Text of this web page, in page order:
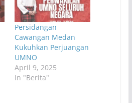
Persidangan
Cawangan Medan
Kukuhkan Perjuangan
UMNO
April 9, 2025
In "Berita"